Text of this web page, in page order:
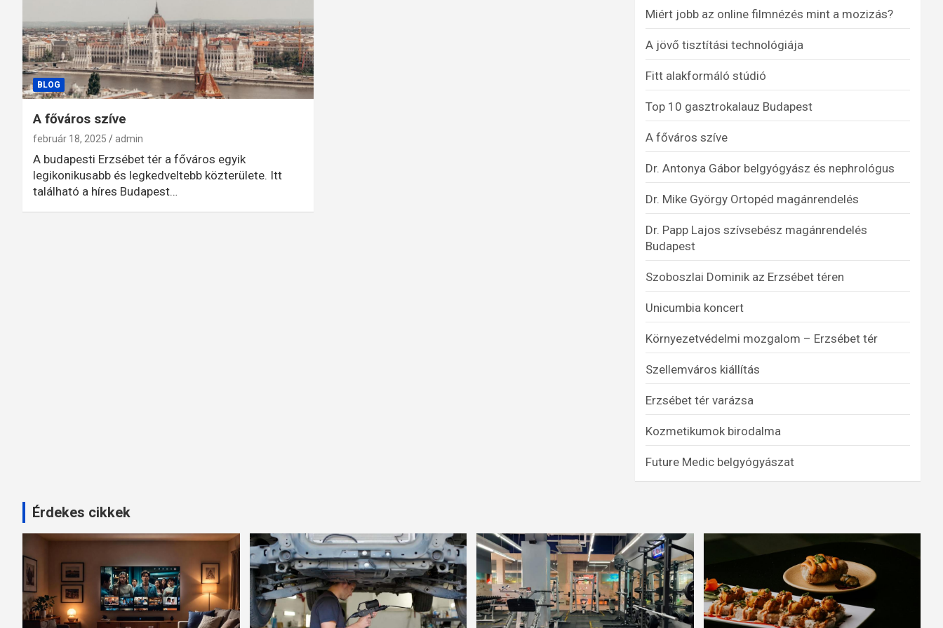
BLOG
A főváros szíve
február 18, 2025 admin
A budapesti Erzsébet tér a főváros egyik
legikonikusabb és legkedveltebb közterülete. Itt
található a híres Budapest…
Miért jobb az online filmnézés mint a mozizás?
A jövő tisztítási technológiája
Fitt alakformáló stúdió
Top 10 gasztrokalauz Budapest
A főváros szíve
Dr. Antonya Gábor belgyógyász és nephrológus
Dr. Mike György Ortopéd magánrendelés
Dr. Papp Lajos szívsebész magánrendelés
Budapest
Szoboszlai Dominik az Erzsébet téren
Unicumbia koncert
Környezetvédelmi mozgalom – Erzsébet tér
Szellemváros kiállítás
Erzsébet tér varázsa
Kozmetikumok birodalma
Future Medic belgyógyászat
Érdekes cikkek